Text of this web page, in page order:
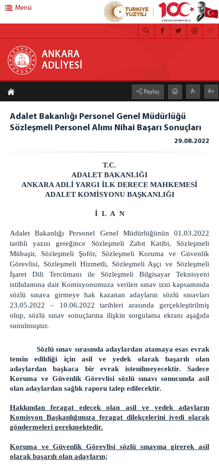
ANKARA ADLİYESİ
ANASAYFA
ADLİYEMİZ
MEDYA İLETİŞİM BÜROSU
BASIN DUYURULARI
MAHKEMELER
KOMİSYON
İCRA DAİRELERİ BŞK.
İCRA DAİRELERİ BAŞKANLIĞI
İCRA DAİRELERİ IBAN NUMARALARI
İCRA DAİRELERİ AKTARILAN DOSYA LİSTELERİ
ANKARA İCRA DAİRELERİ-İLETİŞİM
ULAŞIM/İLETİŞİM
Menü
ANKARA
ADLİYESİ
Paylaş A- A+
Adalet Bakanlığı Personel Genel Müdürlüğü
Sözleşmeli Personel Alımı Nihai Başarı Sonuçları
29.08.2022
T.C.
ADALET BAKANLIĞI
ANKARA ADLİ YARGI İLK DERECE MAHKEMESİ
ADALET KOMİSYONU BAŞKANLIĞI
İ L A N
Adalet Bakanlığı Personel Genel Müdürlüğünün 01.03.2022
tarihli yazısı gereğince Sözleşmeli Zabıt Katibi, Sözleşmeli
Mübaşir, Sözleşmeli Şoför, Sözleşmeli Koruma ve Güvenlik
Görevlisi, Sözleşmeli Hizmetli, Sözleşmeli Aşçı ve Sözleşmeli
İşaret Dili Tercümanı ile Sözleşmeli Bilgisayar Teknisyeni
istihdamına dair Komisyonumuza verilen sınav izni kapsamında
sözlü sınava girmeye hak kazanan adayların sözlü sınavları
23.05.2022 – 10.06.2022 tarihleri arasında gerçekleştirilmiş
olup, sözlü sınav sonuçlarına ilişkin sorgulama ekranı aşağıda
sunulmuştur.
Sözlü sınav sırasında adaylardan atamaya esas evrak
temin edildiği için asil ve yedek olarak başarılı olan
adaylardan başkaca bir evrak istenilmeyecektir. Sadece
Koruma ve Güvenlik Görevlisi sözlü sınavı sonucunda asil
olan adaylardan sağlık raporu talep edilecektir.
Hakkından feragat edecek olan asil ve yedek adayların
Komisyon Başkanlığımıza feragat dilekçelerini ivedi olarak
göndermeleri gerekmektedir.
Koruma ve Güvenlik Görevlisi sözlü sınavına girerek asil
olarak başarılı olan adayların;